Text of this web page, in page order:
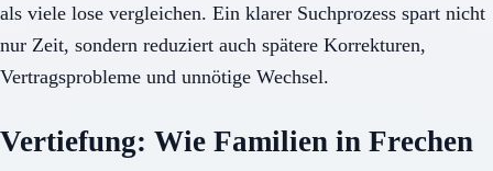
als viele lose vergleichen. Ein klarer Suchprozess spart nicht
nur Zeit, sondern reduziert auch spätere Korrekturen,
Vertragsprobleme und unnötige Wechsel.
Vertiefung: Wie Familien in Frechen